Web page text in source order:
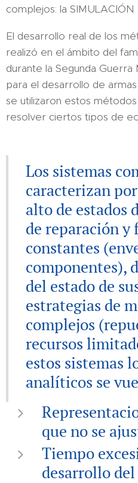
complejos: la
El desarrollo real de los
realizó en el ámbito del
durante la Segunda Guerra
para el desarrollo de
se utilizaron estos
resolver ciertos tipos de
Los sistemas
caracterizan
alto de estados
de reparación y
constantes
componentes),
del estado de
estrategias de
complejos
recursos
estos sistemas
analíticos se
que no se
Tiempo
desarrollo